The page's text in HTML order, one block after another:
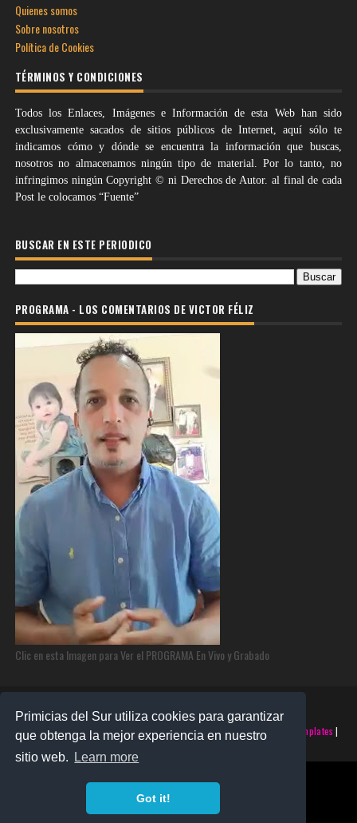
Primicias del Sur utiliza cookies para garantizar
que obtenga la mejor experiencia en nuestro
sitio web.
Learn more
Got it!
Quienes somos
Sobre nosotros
Política de Cookies
TÉRMINOS Y CONDICIONES
Todos los Enlaces, Imágenes e Información de esta Web han sido
exclusivamente sacados de sitios públicos de Internet, aquí sólo te
indicamos cómo y dónde se encuentra la información que buscas,
nosotros no almacenamos ningún tipo de material. Por lo tanto, no
infringimos ningún Copyright © ni Derechos de Autor. al final de cada
Post le colocamos “Fuente”
BUSCAR EN ESTE PERIODICO
PROGRAMA - LOS COMENTARIOS DE VICTOR FÉLIZ
Clic en esta Imagen para Ver el PROGRAMA En Vivo y Grabado
©2025 PRIMICIAS DEL SUR | Derechos Reservados | Creado con SoraTemplates |
Realizado porSANTO MONTERO